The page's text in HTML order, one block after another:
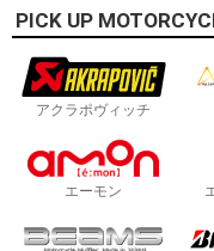
PICK UP
アクラポヴィッチ
エーモン